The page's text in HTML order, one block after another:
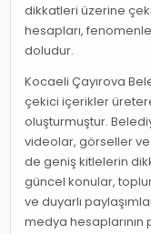
dikkatleri üzerine
hesapları,
doludur.
Kocaeli Çayırova
çekici içerikler
oluşturmuştur.
videolar, görseller ve
de geniş kitlelerin
güncel konular,
ve duyarlı
medya hesaplarının